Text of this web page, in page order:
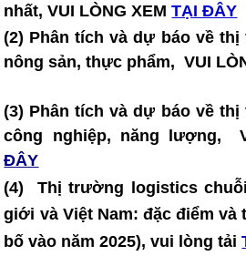
nhất, VUI LÒNG XEM TẠI ĐÂY
(2) Phân tích và dự báo về
nông sản, thực phẩm, VUI
(3) Phân tích và dự báo về
công nghiệp, năng lượng,
ĐÂY
(4)Thị trường logistics
giới và Việt Nam: đặc điểm và
bố vào năm 2025), vui lòng tải